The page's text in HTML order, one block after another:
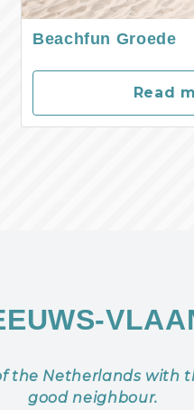
Beachfun Groede
Read
the Netherlands with
good neighbour.